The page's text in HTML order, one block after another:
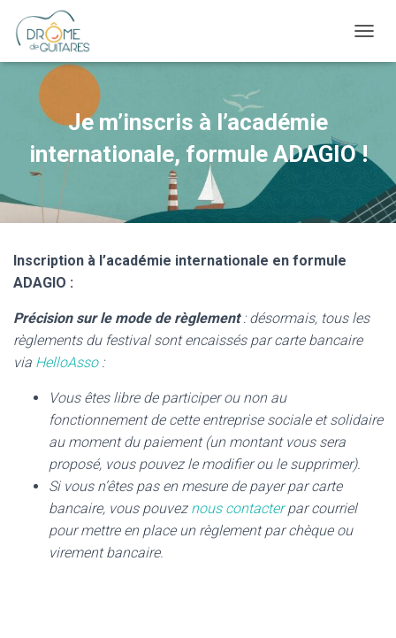
Je m’inscris à l’académie
internationale, formule ADAGIO !
Inscription à l’académie internationale en formule
ADAGIO :
Précision sur le mode de règlement: désormais, tous les
règlements du festival sont encaissés par carte bancaire
via HelloAsso:
Vous êtes libre de participer ou non au
fonctionnement de cette entreprise sociale et solidaire
au moment du paiement (un montant vous sera
proposé, vous pouvez le modifier ou le supprimer).
Si vous n’êtes pas en mesure de payer par carte
bancaire, vous pouvez nous contacterpar courriel
pour mettre en place un règlement par chèque ou
virement bancaire.